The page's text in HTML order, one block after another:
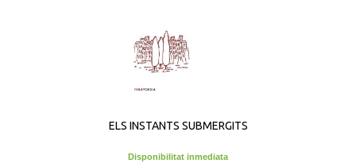
ELS INSTANTS SUBMERGITS
Disponibilitat inmediata